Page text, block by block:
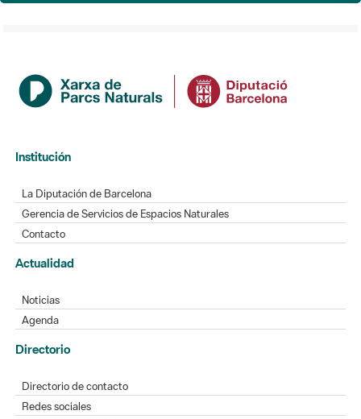
Institución
La Diputación de Barcelona
Gerencia de Servicios de Espacios Naturales
Contacto
Actualidad
Noticias
Agenda
Directorio
Directorio de contacto
Redes sociales